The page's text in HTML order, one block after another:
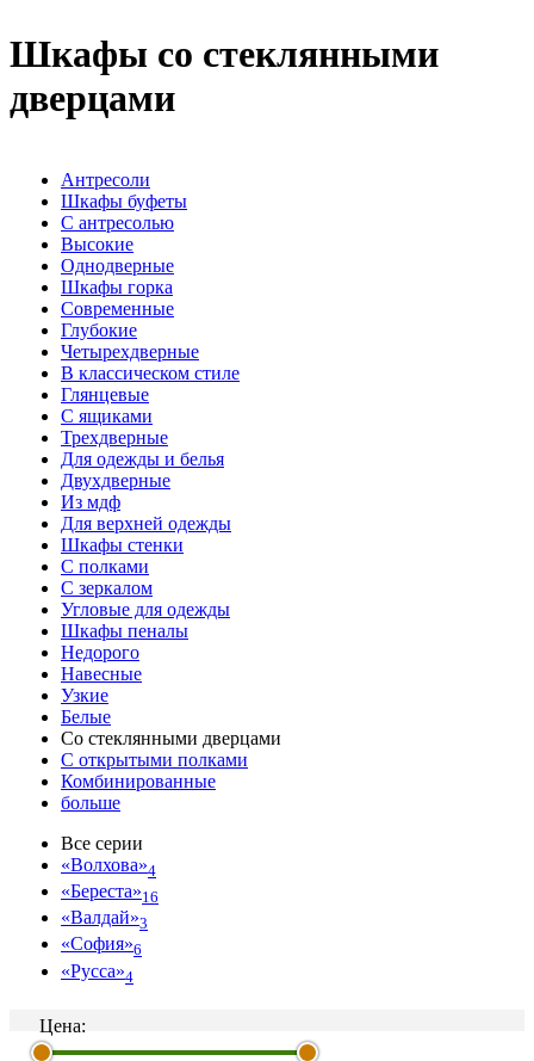
Шкафы со стеклянными
дверцами
Антресоли
Шкафы буфеты
С антресолью
Высокие
Однодверные
Шкафы горка
Современные
Глубокие
Четырехдверные
В классическом стиле
Глянцевые
С ящиками
Трехдверные
Для одежды и белья
Двухдверные
Из мдф
Для верхней одежды
Шкафы стенки
С полками
С зеркалом
Угловые для одежды
Шкафы пеналы
Недорого
Навесные
Узкие
Белые
Со стеклянными дверцами
С открытыми полками
Комбинированные
больше
Все серии
«Волхова»4
«Береста»16
«Валдай»3
«София»6
«Русса»4
Цена: